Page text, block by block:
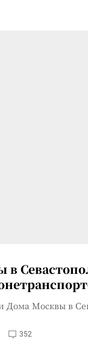
в
Дома Москвы в
352